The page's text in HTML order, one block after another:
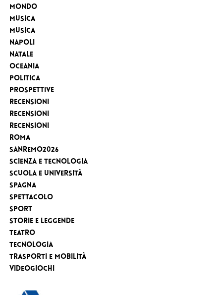
Mondo
Musica
Musica
Napoli
Natale
Oceania
Politica
Prospettive
Recensioni
Recensioni
Recensioni
Roma
Sanremo2026
Scienza e tecnologia
Scuola e Università
Spagna
Spettacolo
sport
Storie e leggende
Teatro
Tecnologia
Trasporti e Mobilità
videogiochi